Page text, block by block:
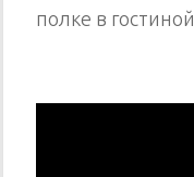
полке в гостиной.